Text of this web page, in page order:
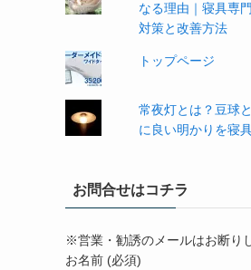
なる理由｜寝具専
対策と改善方法
トップページ
常夜灯とは？豆球
に良い明かりを寝
お問合せはコチラ
※営業・勧誘のメールはお断り
お名前 (必須)